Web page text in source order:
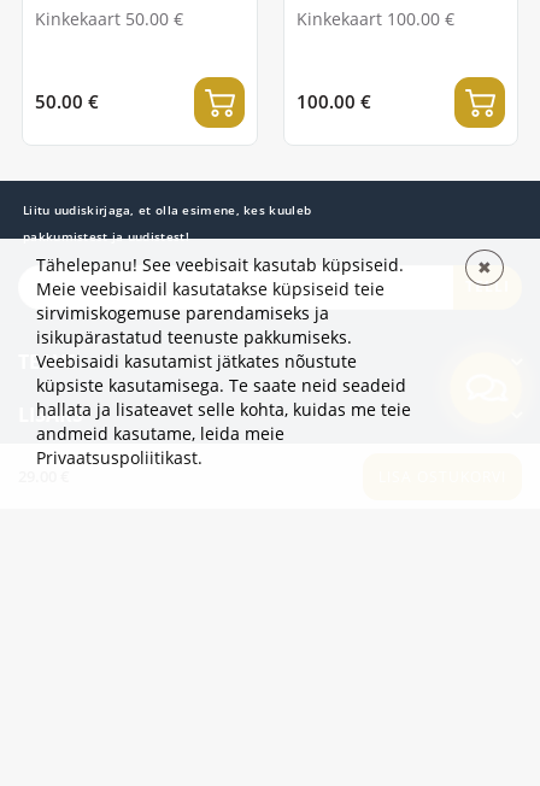
Kinkekaart 50.00 €
50.00 €
Kinkekaart 100.00 €
100.00 €
Liitu uudiskirjaga, et olla esimene, kes kuuleb
pakkumistest ja uudistest!
TELLI
TEAVE
LISAKS
KATEGOORIAD
Tähelepanu! See veebisait kasutab küpsiseid.
Meie veebisaidil kasutatakse küpsiseid teie
sirvimiskogemuse parendamiseks ja
isikupärastatud teenuste pakkumiseks.
Veebisaidi kasutamist jätkates nõustute
küpsiste kasutamisega. Te saate neid seadeid
hallata ja lisateavet selle kohta, kuidas me teie
andmeid kasutame, leida meie
Privaatsuspoliitikast.
✖